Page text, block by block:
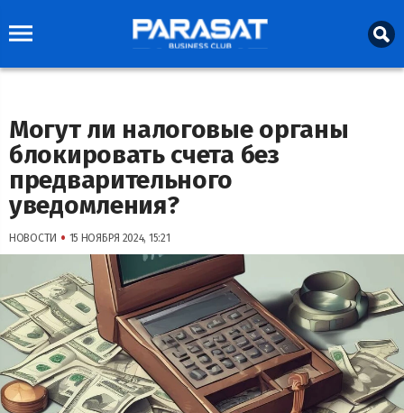
Могут ли налоговые органы
блокировать счета без
предварительного
уведомления?
НОВОСТИ • 15 НОЯБРЯ 2024, 15:21